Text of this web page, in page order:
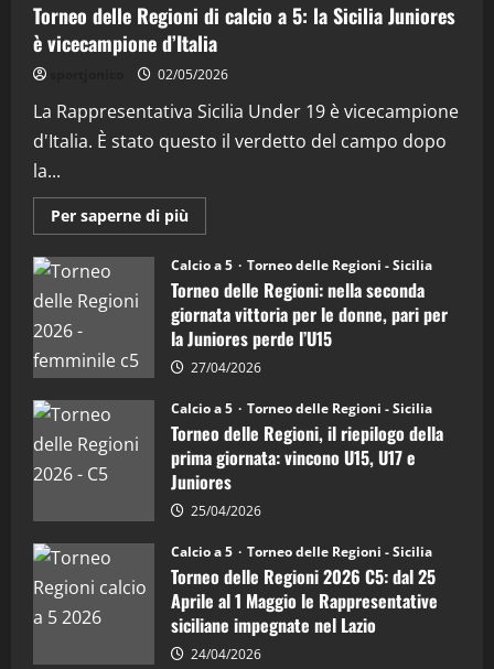
3
"SportEmpire" in Podcast
“SportEmpire” in Podcast: 28^ Puntata
(Martedi 21 Aprile 2026)
21/04/2026
4
“SportEmpire” in Podcast: 27^ Puntata
(Martedi 14 Aprile 2026)
5
"SportEmpire" in Podcast
“SportEmpire” in Podcast: 26^ Puntata
(Martedi 07 Aprile 2026)
Torneo delle Regioni di calcio a 5: la Sicilia Juniores
è vicecampione d’Italia
02/05/2026
La Rappresentativa Sicilia Under 19 è vicecampione
d'Italia. È stato questo il verdetto del campo dopo
la...
Per saperne di più
informazioni
Torneo
delle
Regioni
di
calcio
a
5:
la
Juniores
è
vicecampione
d’Italia
Calcio a 5 Torneo delle Regioni - Sicilia
Torneo delle Regioni: nella seconda
giornata vittoria per le donne, pari per
la Juniores perde l’U15
27/04/2026
Calcio a 5 Torneo delle Regioni - Sicilia
Torneo delle Regioni, il riepilogo della
prima giornata: vincono U15, U17 e
Juniores
25/04/2026
Calcio a 5 Torneo delle Regioni - Sicilia
Torneo delle Regioni 2026 C5: dal 25
Aprile al 1 Maggio le Rappresentative
siciliane impegnate nel Lazio
24/04/2026